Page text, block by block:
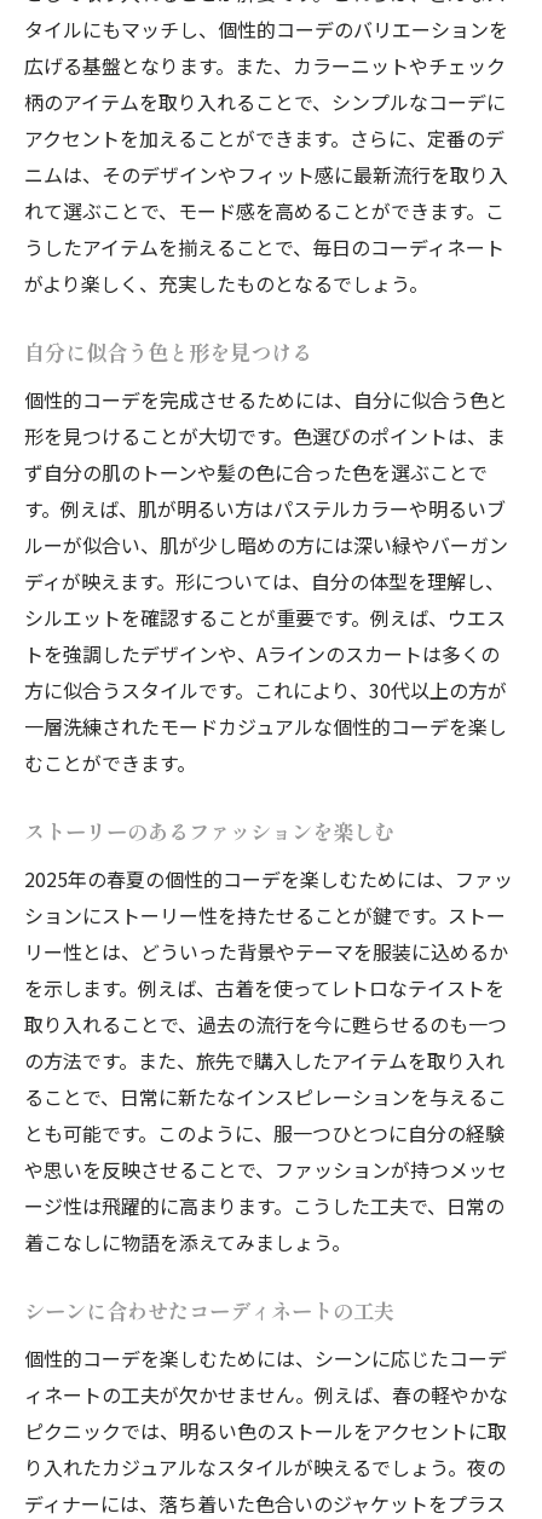
タイルにもマッチし、個性的コーデのバリエーションを
広げる基盤となります。また、カラーニットやチェック
柄のアイテムを取り入れることで、シンプルなコーデに
アクセントを加えることができます。さらに、定番のデ
ニムは、そのデザインやフィット感に最新流行を取り入
れて選ぶことで、モード感を高めることができます。こ
うしたアイテムを揃えることで、毎日のコーディネート
がより楽しく、充実したものとなるでしょう。
自分に似合う色と形を見つける
個性的コーデを完成させるためには、自分に似合う色と
形を見つけることが大切です。色選びのポイントは、ま
ず自分の肌のトーンや髪の色に合った色を選ぶことで
す。例えば、肌が明るい方はパステルカラーや明るいブ
ルーが似合い、肌が少し暗めの方には深い緑やバーガン
ディが映えます。形については、自分の体型を理解し、
シルエットを確認することが重要です。例えば、ウエス
トを強調したデザインや、Aラインのスカートは多くの
方に似合うスタイルです。これにより、30代以上の方が
一層洗練されたモードカジュアルな個性的コーデを楽し
むことができます。
ストーリーのあるファッションを楽しむ
2025年の春夏の個性的コーデを楽しむためには、ファッ
ションにストーリー性を持たせることが鍵です。ストー
リー性とは、どういった背景やテーマを服装に込めるか
を示します。例えば、古着を使ってレトロなテイストを
取り入れることで、過去の流行を今に甦らせるのも一つ
の方法です。また、旅先で購入したアイテムを取り入れ
ることで、日常に新たなインスピレーションを与えるこ
とも可能です。このように、服一つひとつに自分の経験
や思いを反映させることで、ファッションが持つメッセ
ージ性は飛躍的に高まります。こうした工夫で、日常の
着こなしに物語を添えてみましょう。
シーンに合わせたコーディネートの工夫
個性的コーデを楽しむためには、シーンに応じたコーデ
ィネートの工夫が欠かせません。例えば、春の軽やかな
ピクニックでは、明るい色のストールをアクセントに取
り入れたカジュアルなスタイルが映えるでしょう。夜の
ディナーには、落ち着いた色合いのジャケットをプラス